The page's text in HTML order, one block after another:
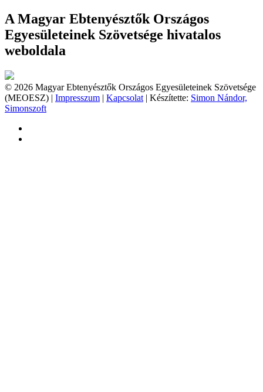
A Magyar Ebtenyésztők Országos
Egyesületeinek Szövetsége hivatalos
weboldala
© 2026 Magyar Ebtenyésztők Országos Egyesületeinek Szövetsége
(MEOESZ) | Impresszum | Kapcsolat | Készítette: Simon Nándor,
Simonszoft